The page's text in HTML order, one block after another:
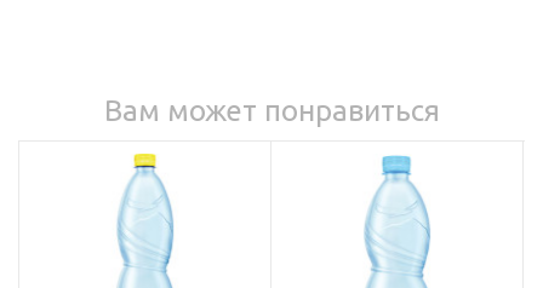
Вам может понравиться